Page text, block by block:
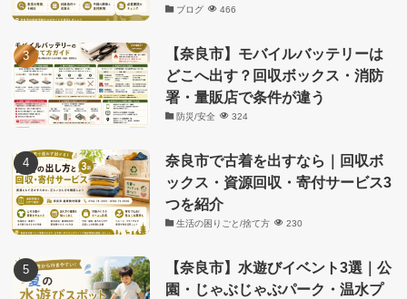
ブログ 466
【奈良市】モバイルバッテリーは
どこへ出す？回収ボックス・消防
署・量販店で条件が違う
防災/安全 324
奈良市で古着を出すなら｜回収ボ
ックス・資源回収・寄付サービス3
つを紹介
生活の困りごと/捨て方 230
【奈良市】水遊びイベント3選｜公
園・じゃぶじゃぶパーク・温水プ